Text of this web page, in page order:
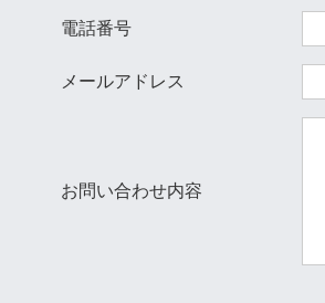
電話番号
メールアドレス
お問い合わせ内容